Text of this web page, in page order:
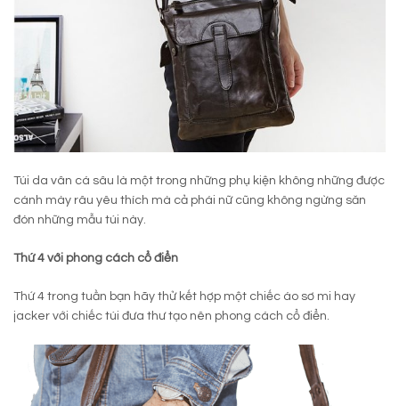
Túi da vân cá sâu là một trong những phụ kiện không những được
cánh mày râu yêu thích mà cả phái nữ cũng không ngừng săn
đón những mẫu túi này.
Thứ 4 với phong cách cổ điển
Thứ 4 trong tuần bạn hãy thử kết hợp một chiếc áo sơ mi hay
jacker với chiếc túi đưa thư tạo nên phong cách cổ điển.